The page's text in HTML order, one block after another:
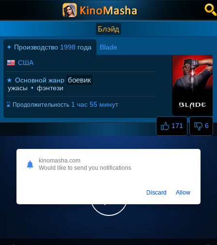
Блэйд
✦ Производство 1998 года Blade
171 6
США
★ Основной жанр боевик
ужасы • фэнтези
⌛ Продолжительность 1 час 55 минут
kinomasha.com
Would like to send you notifications
Discard Allow